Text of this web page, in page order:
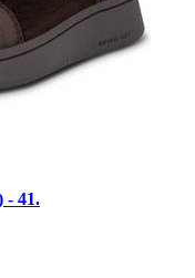
- 41.